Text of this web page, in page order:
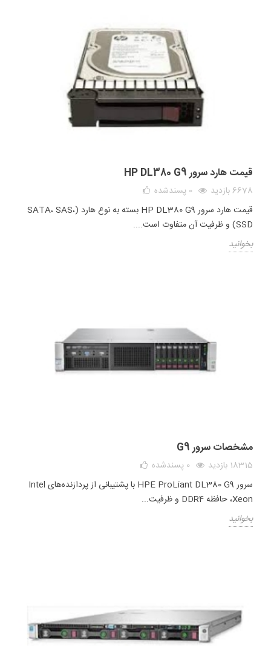
قیمت هارد سرور HP DL380 G9
6678 بازدید 0 پسندشده
قیمت هارد سرور HP DL380 G9 بسته به نوع هارد (SATA، SAS،
SSD) و ظرفیت آن متفاوت است....
بخوانید
مشخصات سرور G9
18315 بازدید 0 پسندشده
سرور HPE ProLiant DL380 G9 با پشتیبانی از پردازنده‌های Intel
Xeon، حافظه DDR4 و ظرفیت...
بخوانید